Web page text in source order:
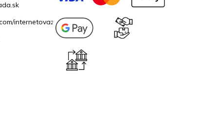
internetovazahrada.sk/